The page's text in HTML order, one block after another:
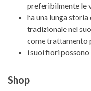
preferibilmente le
ha una lunga
tradizionale nel
come trattamento
i suoi fiori possono
Shop